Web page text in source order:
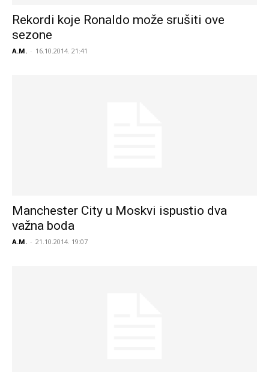
Rekordi koje Ronaldo može srušiti ove
sezone
A.M. - 16.10.2014. 21:41
Manchester City u Moskvi ispustio dva
važna boda
A.M. - 21.10.2014. 19:07